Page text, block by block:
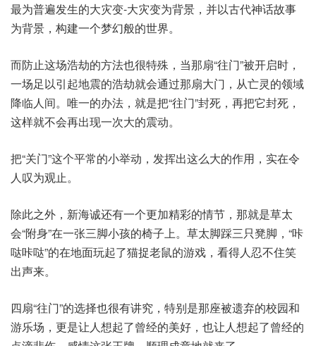
最为普遍发生的大灾变-大灾变为背景，并以古代神话故事
为背景，构建一个梦幻般的世界。
而防止这场浩劫的方法也很特殊，当那扇“往门”被开启时，
一场足以引起地震的浩劫就会通过那扇大门，从亡灵的领域
降临人间。唯一的办法，就是把“往门”封死，再把它封死，
这样就不会再出现一次大的震动。
把“关门”这个平常的小举动，发挥出这么大的作用，实在令
人叹为观止。
除此之外，新海诚还有一个更加精彩的情节，那就是草太
会“附身”在一张三脚小孩的椅子上。草太脚踩三只凳脚，“咔
哒咔哒”的在地面玩起了猫捉老鼠的游戏，看得人忍不住笑
出声来。
四扇“往门”的选择也很有讲究，特别是那座被遗弃的校园和
游乐场，更是让人想起了曾经的美好，也让人想起了曾经的